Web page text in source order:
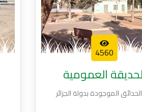
4560
العمومية
الموجودة بدولة الجزائر